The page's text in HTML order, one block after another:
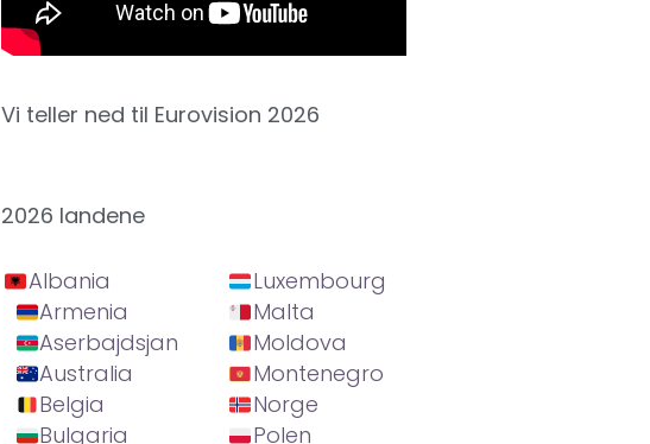
Vi teller ned til Eurovision 2026
2026 landene
Albania
Armenia
Aserbajdsjan
Australia
Belgia
Bulgaria
Luxembourg
Malta
Moldova
Montenegro
Norge
Polen